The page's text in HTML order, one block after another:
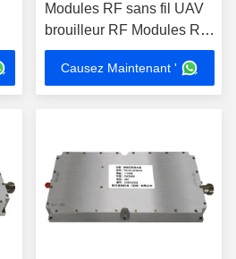
Modules RF sans fil UAV
brouilleur RF Modules RF
à haute puissance
Amplificateur RF à large
bande
Causez Maintenant '